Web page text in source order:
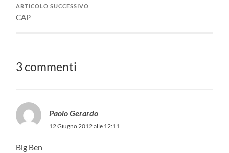
ARTICOLO SUCCESSIVO
CAP
3 commenti
Paolo Gerardo
12 Giugno 2012 alle 12:11
Big Ben